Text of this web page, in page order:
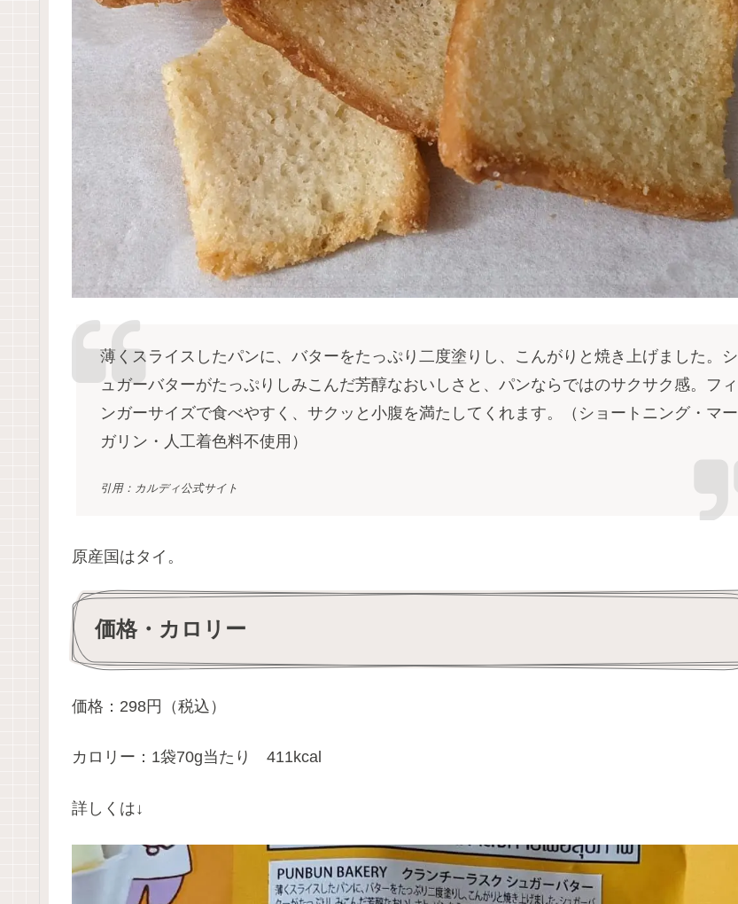
薄くスライスしたパンに、バターをたっぷり二度塗りし、こんがりと焼き上げました。シ
ュガーバターがたっぷりしみこんだ芳醇なおいしさと、パンならではのサクサク感。フィ
ンガーサイズで食べやすく、サクッと小腹を満たしてくれます。（ショートニング・マー
ガリン・人工着色料不使用）
引用：カルディ公式サイト
原産国はタイ。
価格・カロリー
価格：298円（税込）
カロリー：1袋70g当たり 411kcal
詳しくは↓